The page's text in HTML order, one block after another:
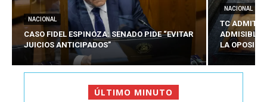
NACIONAL
CASO FIDEL ESPINOZA: SENADO PIDE “EVITAR
JUICIOS ANTICIPADOS”
NACIONAL
TC ADMITE
ADMISIBLES
LA
ÚLTIMO MINUTO